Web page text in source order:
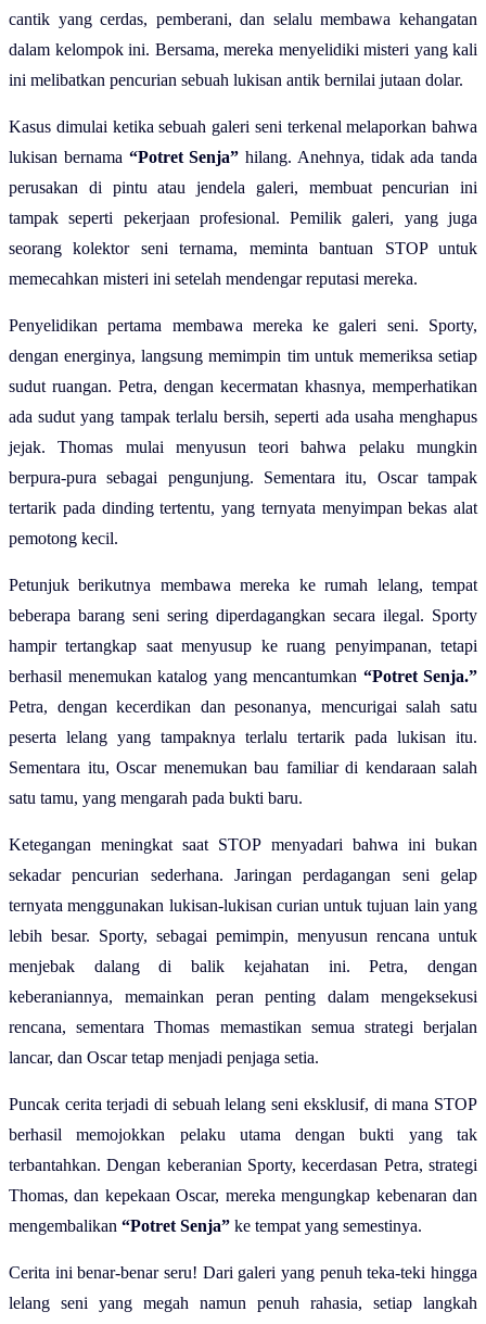
cantik yang cerdas, pemberani, dan selalu membawa kehangatan
dalam kelompok ini. Bersama, mereka menyelidiki misteri yang kali
ini melibatkan pencurian sebuah lukisan antik bernilai jutaan dolar.
Kasus dimulai ketika sebuah galeri seni terkenal melaporkan bahwa
lukisan bernama “Potret Senja” hilang. Anehnya, tidak ada tanda
perusakan di pintu atau jendela galeri, membuat pencurian ini
tampak seperti pekerjaan profesional. Pemilik galeri, yang juga
seorang kolektor seni ternama, meminta bantuan STOP untuk
memecahkan misteri ini setelah mendengar reputasi mereka.
Penyelidikan pertama membawa mereka ke galeri seni. Sporty,
dengan energinya, langsung memimpin tim untuk memeriksa setiap
sudut ruangan. Petra, dengan kecermatan khasnya, memperhatikan
ada sudut yang tampak terlalu bersih, seperti ada usaha menghapus
jejak. Thomas mulai menyusun teori bahwa pelaku mungkin
berpura-pura sebagai pengunjung. Sementara itu, Oscar tampak
tertarik pada dinding tertentu, yang ternyata menyimpan bekas alat
pemotong kecil.
Petunjuk berikutnya membawa mereka ke rumah lelang, tempat
beberapa barang seni sering diperdagangkan secara ilegal. Sporty
hampir tertangkap saat menyusup ke ruang penyimpanan, tetapi
berhasil menemukan katalog yang mencantumkan “Potret Senja.”
Petra, dengan kecerdikan dan pesonanya, mencurigai salah satu
peserta lelang yang tampaknya terlalu tertarik pada lukisan itu.
Sementara itu, Oscar menemukan bau familiar di kendaraan salah
satu tamu, yang mengarah pada bukti baru.
Ketegangan meningkat saat STOP menyadari bahwa ini bukan
sekadar pencurian sederhana. Jaringan perdagangan seni gelap
ternyata menggunakan lukisan-lukisan curian untuk tujuan lain yang
lebih besar. Sporty, sebagai pemimpin, menyusun rencana untuk
menjebak dalang di balik kejahatan ini. Petra, dengan
keberaniannya, memainkan peran penting dalam mengeksekusi
rencana, sementara Thomas memastikan semua strategi berjalan
lancar, dan Oscar tetap menjadi penjaga setia.
Puncak cerita terjadi di sebuah lelang seni eksklusif, di mana STOP
berhasil memojokkan pelaku utama dengan bukti yang tak
terbantahkan. Dengan keberanian Sporty, kecerdasan Petra, strategi
Thomas, dan kepekaan Oscar, mereka mengungkap kebenaran dan
mengembalikan “Potret Senja” ke tempat yang semestinya.
Cerita ini benar-benar seru! Dari galeri yang penuh teka-teki hingga
lelang seni yang megah namun penuh rahasia, setiap langkah